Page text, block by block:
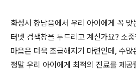
화성시 향남읍에서 우리 아이에게 꼭 맞
터넷 검색창을 두드리고 계신가요? 소
마음은 더욱 조급해지기 마련인데, 수많
정말 우리 아이에게 최적의 진료를 제